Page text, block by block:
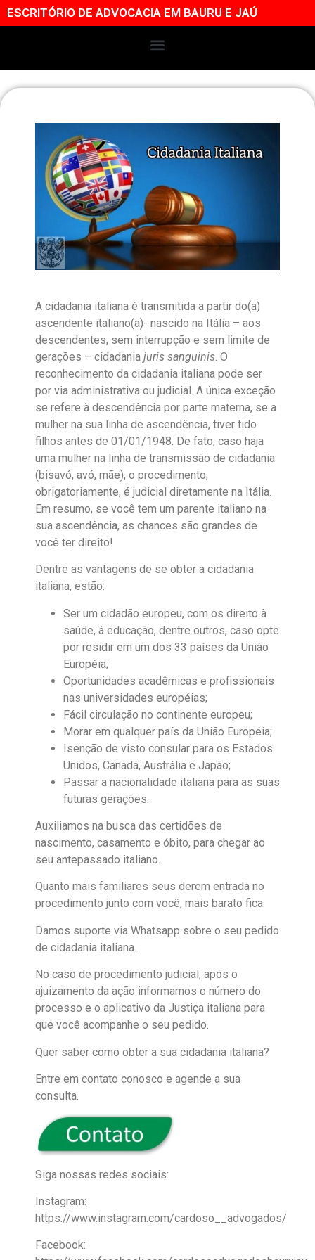
ESCRITÓRIO DE ADVOCACIA EM BAURU E JAÚ
A cidadania italiana é transmitida a partir do(a)
ascendente italiano(a)- nascido na Itália – aos
descendentes, sem interrupção e sem limite de
gerações – cidadania juris sanguinis . O
reconhecimento da cidadania italiana pode ser
por via administrativa ou judicial. A única exceção
se refere à descendência por parte materna, se a
mulher na sua linha de ascendência, tiver tido
filhos antes de 01/01/1948. De fato, caso haja
uma mulher na linha de transmissão de cidadania
(bisavó, avó, mãe), o procedimento,
obrigatoriamente, é judicial diretamente na Itália.
Em resumo, se você tem um parente italiano na
sua ascendência, as chances são grandes de
você ter direito!
Dentre as vantagens de se obter a cidadania
italiana, estão:
Ser um cidadão europeu, com os direito à
saúde, à educação, dentre outros, caso opte
por residir em um dos 33 países da União
Européia;
Oportunidades acadêmicas e profissionais
nas universidades européias;
Fácil circulação no continente europeu;
Morar em qualquer país da União Européia;
Isenção de visto consular para os Estados
Unidos, Canadá, Austrália e Japão;
Passar a nacionalidade italiana para as suas
futuras gerações.
Auxiliamos na busca das certidões de
nascimento, casamento e óbito, para chegar ao
seu antepassado italiano.
Quanto mais familiares seus derem entrada no
procedimento junto com você, mais barato fica.
Damos suporte via Whatsapp sobre o seu pedido
de cidadania italiana.
No caso de procedimento judicial, após o
ajuizamento da ação informamos o número do
processo e o aplicativo da Justiça italiana para
que você acompanhe o seu pedido.
Quer saber como obter a sua cidadania italiana?
Entre em contato conosco e agende a sua
consulta.
Siga nossas redes sociais:
Instagram:
https://www.instagram.com/cardoso__advogados/
Facebook: